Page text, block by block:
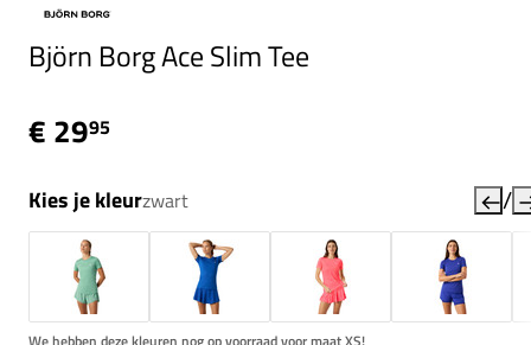
Björn Borg Ace Slim Tee
€ 2995
Kies je kleurzwart /
We hebben deze kleuren nog op voorraad voor maat XS!